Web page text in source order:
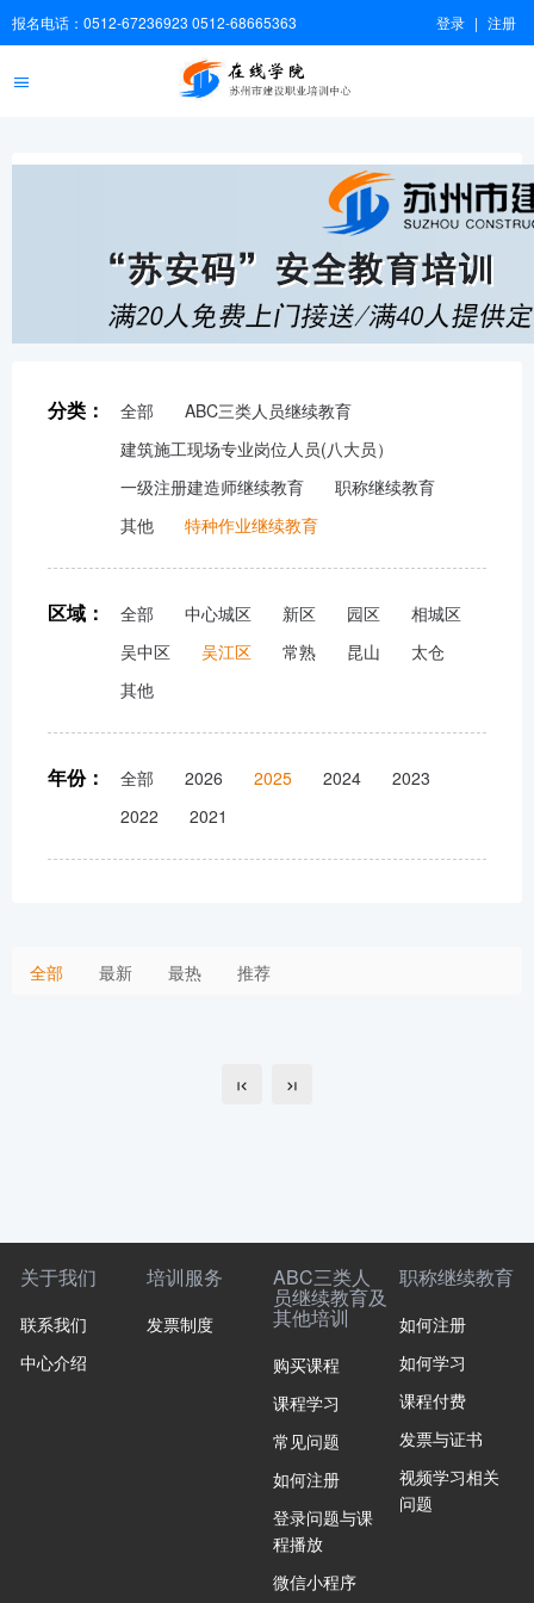
报名电话：0512-67236923 0512-68665363 登录 | 注册
分类： 全部
ABC三类人员继续教育
建筑施工现场专业岗位人员(八大员）
一级注册建造师继续教育
职称继续教育
其他
特种作业继续教育
区域： 全部 中心城区 新区 园区
相城区
吴中区
吴江区 常熟 昆山
太仓
其他
年份： 全部 2026 2025 2024
2023
2022
2021
全部 最新 最热 推荐
关于我们
联系我们
中心介绍
培训服务
发票制度
ABC三类人
员继续教育及
其他培训
购买课程
课程学习
常见问题
如何注册
登录问题与课
程播放
微信小程序
职称继续教育
如何注册
如何学习
课程付费
发票与证书
视频学习相关
问题